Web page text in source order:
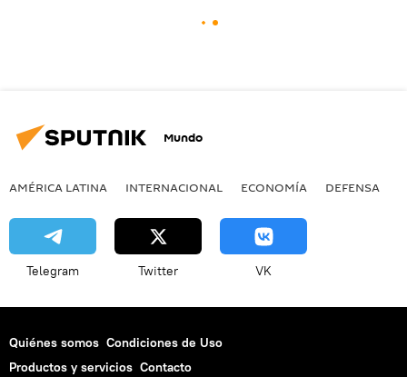
Mundo
AMÉRICA LATINA INTERNACIONAL ECONOMÍA DEFENSA
Telegram Twitter VK
Quiénes somos Condiciones de Uso
Productos y servicios Contacto